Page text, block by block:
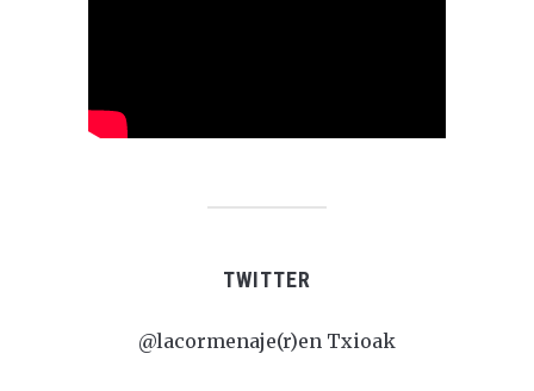
TWITTER
@lacormenaje(r)en Txioak